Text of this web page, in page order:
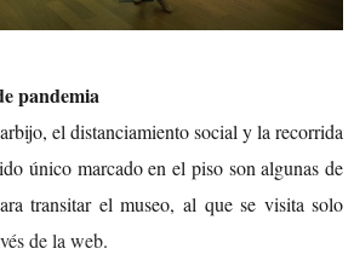
pandemia
el distanciamiento social y la recorrida
único marcado en el piso son algunas de
transitar el museo, al que se visita solo
de la web.